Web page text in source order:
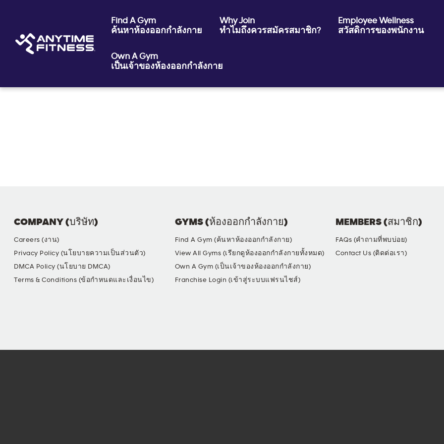
Find A Gym
ค้นหาห้องออกกำลังกาย
Why Join
ทำไมถึงควรสมัครสมาชิก?
Employee Wellness
สวัสดิการของพนักงาน
Own A Gym
เป็นเจ้าของห้องออกกำลังกาย
COMPANY (บริษัท)
Careers (งาน)
Privacy Policy (นโยบายความเป็นส่วนตัว)
DMCA Policy (นโยบาย DMCA)
Terms & Conditions (ข้อกำหนดและเงื่อนไข)
GYMS (ห้องออกกำลังกาย)
Find A Gym (ค้นหาห้องออกกำลังกาย)
View All Gyms (เรียกดูห้องออกกำลังกายทั้งหมด)
Own A Gym (เป็นเจ้าของห้องออกกำลังกาย)
Franchise Login (เข้าสู่ระบบแฟรนไชส์)
MEMBERS (สมาชิก)
FAQs (คำถามที่พบบ่อย)
Contact Us (ติดต่อเรา)